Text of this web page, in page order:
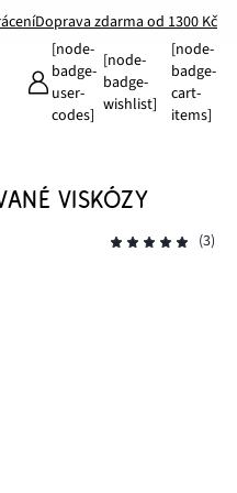
Doprava zdarma od 1300 Kč
[node-
badge-
user-
codes]
[node-
badge-
wishlist]
[node-
badge-
cart-
items]
VISKÓZY
(3)